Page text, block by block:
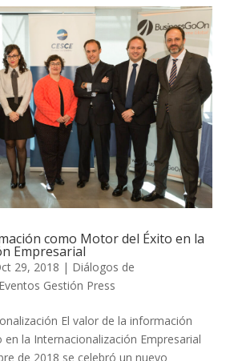
como Motor del Éxito en la
Empresarial
29, 2018 | Diálogos de
Eventos Gestión Press
El valor de la información
la Internacionalización Empresarial
de 2018 se celebró un nuevo